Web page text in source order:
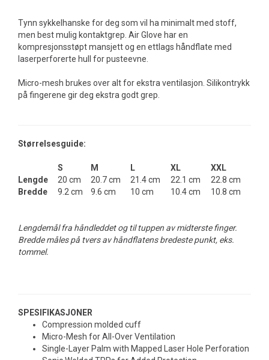
Tynn sykkelhanske for deg som vil ha minimalt med stoff,
men best mulig kontaktgrep. Air Glove har en
kompresjonsstøpt mansjett og en ettlags håndflate med
laserperforerte hull for pusteevne.
Micro-mesh brukes over alt for ekstra ventilasjon. Silikontrykk
på fingerene gir deg ekstra godt grep.
Størrelsesguide:
S M L XL
XXL
Lengde
20 cm 20.7 cm 21.4 cm 22.1 cm
22.8 cm
Bredde
9.2 cm 9.6 cm 10 cm 10.4 cm 10.8 cm
Lengdemål fra håndleddet og til tuppen av midterste finger.
Bredde måles på tvers av håndflatens bredeste punkt, eks.
tommel.
SPESIFIKASJONER
Compression molded cuff
Micro-Mesh for All-Over Ventilation
Single-Layer Palm with Mapped Laser Hole Perforation